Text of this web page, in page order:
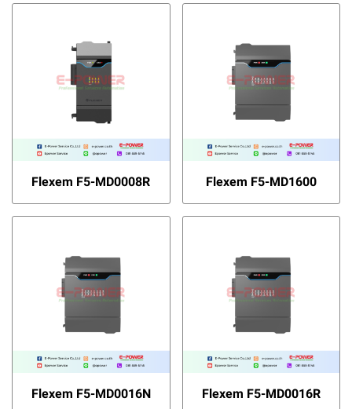
Flexem F5-MD0008R Flexem F5-MD1600
Flexem F5-MD0016N Flexem F5-MD0016R